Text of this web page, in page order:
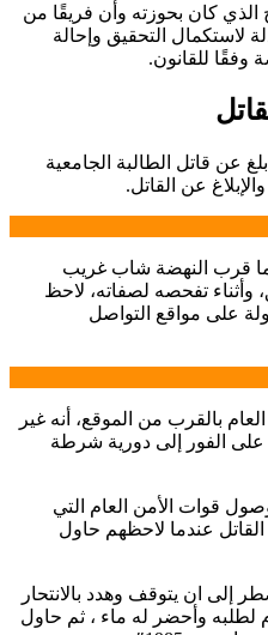
الذي كان بحوزته وأن فريقًا من
لاستكمال التحقيق وإحالة
وفقًا للقانون.
عن قاتل الطالبة الجامعية
عن القاتل.
قرب النهضة شاب غريب
تفحصه لصفاته، لاحظ
على مواقع التواصل
بالقرب من الموقع، أنه غير
على الفور إلى دورية شرطة
قوات الأمن العام التي
5 دقائق لكن القاتل عندما لاحظهم حاول
إلى ان يتوقف وهدد بالانتحار
لطلبه وأحضر له ماء ، ثم حاول